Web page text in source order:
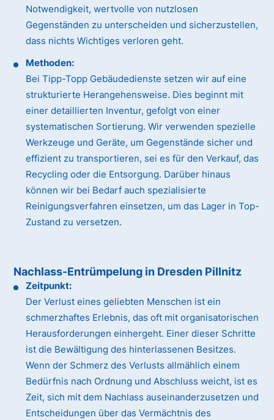
Notwendigkeit, wertvolle von nutzlosen
Gegenständen zu unterscheiden und sicherzustellen,
dass nichts Wichtiges verloren geht.
Methoden:
Bei Tipp-Topp Gebäudedienste setzen wir auf eine
strukturierte Herangehensweise. Dies beginnt mit
einer detaillierten Inventur, gefolgt von einer
systematischen Sortierung. Wir verwenden spezielle
Werkzeuge und Geräte, um Gegenstände sicher und
effizient zu transportieren, sei es für den Verkauf, das
Recycling oder die Entsorgung. Darüber hinaus
können wir bei Bedarf auch spezialisierte
Reinigungsverfahren einsetzen, um das Lager in Top-
Zustand zu versetzen.
Nachlass-Entrümpelung in Dresden Pillnitz
Zeitpunkt:
Der Verlust eines geliebten Menschen ist ein
schmerzhaftes Erlebnis, das oft mit organisatorischen
Herausforderungen einhergeht. Einer dieser Schritte
ist die Bewältigung des hinterlassenen Besitzes.
Wenn der Schmerz des Verlusts allmählich einem
Bedürfnis nach Ordnung und Abschluss weicht, ist es
Zeit, sich mit dem Nachlass auseinanderzusetzen und
Entscheidungen über das Vermächtnis des